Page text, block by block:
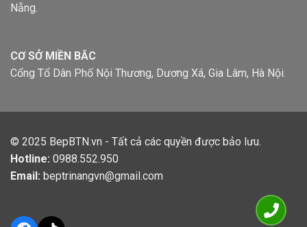
Nẵng.
CƠ SỞ MIỀN BĂC
Cổng Tổ Dân Phố Nội Thương, Dương Xá, Gia Lâm, Hà Nội.
© 2025 BepBTN.vn - Tất cả các quyền được bảo lưu.
Hotline: 0988.552.950
Email: beptrinangvn@gmail.com